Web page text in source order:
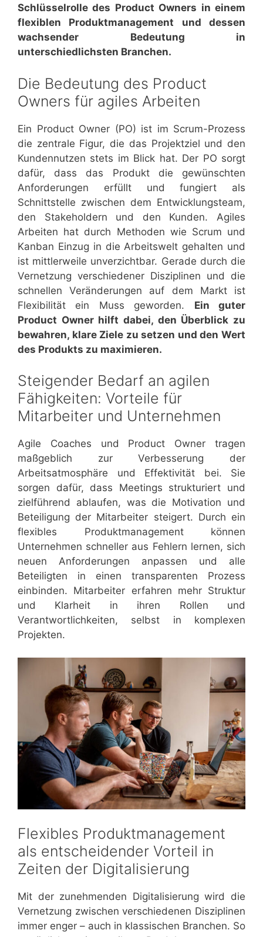
Schlüsselrolle des Product Owners in einem
flexiblen Produktmanagement und dessen
wachsender Bedeutung in
unterschiedlichsten Branchen.
Die Bedeutung des Product
Owners für agiles Arbeiten
Ein Product Owner (PO) ist im Scrum-Prozess
die zentrale Figur, die das Projektziel und den
Kundennutzen stets im Blick hat. Der PO sorgt
dafür, dass das Produkt die gewünschten
Anforderungen erfüllt und fungiert als
Schnittstelle zwischen dem Entwicklungsteam,
den Stakeholdern und den Kunden. Agiles
Arbeiten hat durch Methoden wie Scrum und
Kanban Einzug in die Arbeitswelt gehalten und
ist mittlerweile unverzichtbar. Gerade durch die
Vernetzung verschiedener Disziplinen und die
schnellen Veränderungen auf dem Markt ist
Flexibilität ein Muss geworden. Ein guter
Product Owner hilft dabei, den Überblick zu
bewahren, klare Ziele zu setzen und den Wert
des Produkts zu maximieren.
Steigender Bedarf an agilen
Fähigkeiten: Vorteile für
Mitarbeiter und Unternehmen
Agile Coaches und Product Owner tragen
maßgeblich zur Verbesserung der
Arbeitsatmosphäre und Effektivität bei. Sie
sorgen dafür, dass Meetings strukturiert und
zielführend ablaufen, was die Motivation und
Beteiligung der Mitarbeiter steigert. Durch ein
flexibles Produktmanagement können
Unternehmen schneller aus Fehlern lernen, sich
neuen Anforderungen anpassen und alle
Beteiligten in einen transparenten Prozess
einbinden. Mitarbeiter erfahren mehr Struktur
und Klarheit in ihren Rollen und
Verantwortlichkeiten, selbst in komplexen
Projekten.
Flexibles Produktmanagement
als entscheidender Vorteil in
Zeiten der Digitalisierung
Mit der zunehmenden Digitalisierung wird die
Vernetzung zwischen verschiedenen Disziplinen
immer enger – auch in klassischen Branchen. So